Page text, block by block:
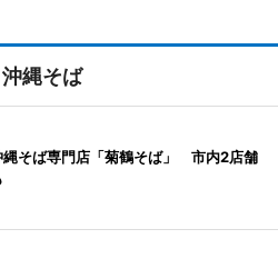
沖縄そば
縄そば専門店「菊鶴そば」 市内2店舗